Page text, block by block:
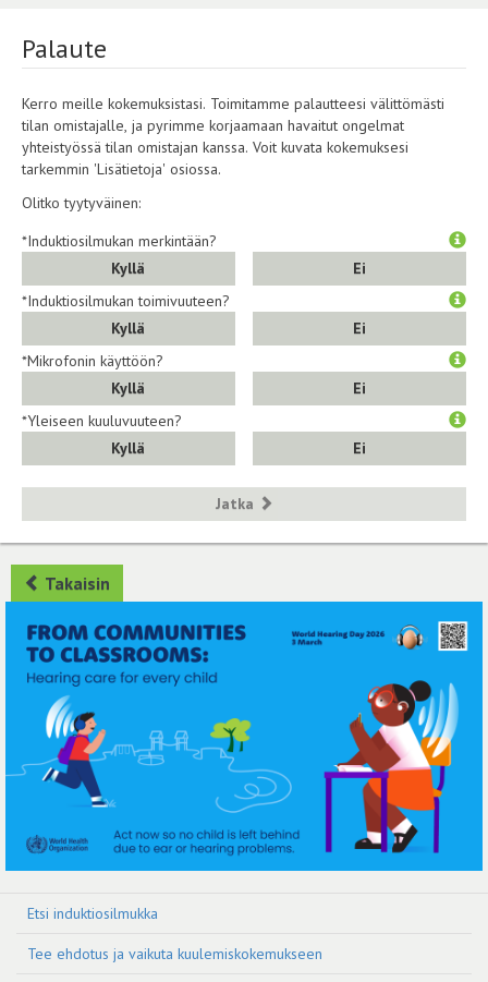
Palaute
Kerro meille kokemuksistasi. Toimitamme palautteesi välittömästi
tilan omistajalle, ja pyrimme korjaamaan havaitut ongelmat
yhteistyössä tilan omistajan kanssa. Voit kuvata kokemuksesi
tarkemmin 'Lisätietoja' osiossa.
Olitko tyytyväinen:
*Induktiosilmukan merkintään?
Kyllä
Ei
*Induktiosilmukan toimivuuteen?
Kyllä
Ei
*Mikrofonin käyttöön?
Kyllä
Ei
*Yleiseen kuuluvuuteen?
Kyllä
Ei
Jatka
Takaisin
Etsi induktiosilmukka
Tee ehdotus ja vaikuta kuulemiskokemukseen